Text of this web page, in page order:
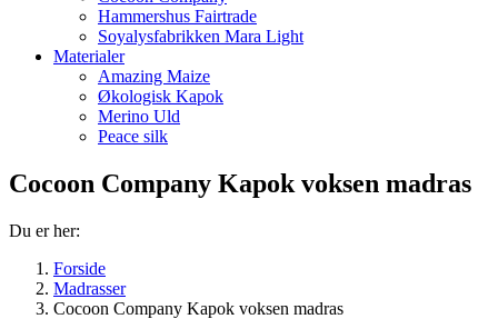
Hammershus Fairtrade
Soyalysfabrikken Mara Light
Materialer
Amazing Maize
Økologisk Kapok
Merino Uld
Peace silk
Cocoon Company Kapok voksen madras
Du er her:
Forside
Madrasser
Cocoon Company Kapok voksen madras